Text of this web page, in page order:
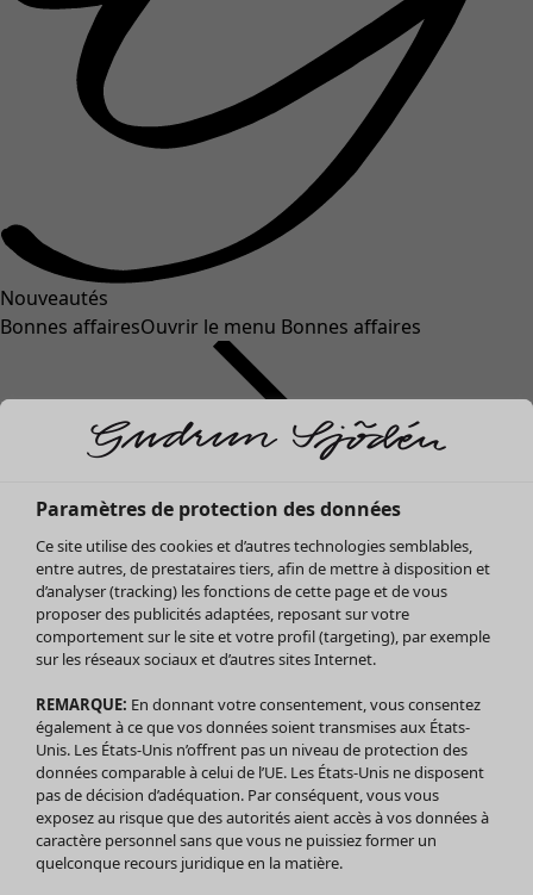
Nouveautés
Bonnes affairesOuvrir le menu Bonnes affaires
Soldes Vêtements
Tous les vêtements
Robes
Tuniques
Blouses
Tops
Gilets
Pantalon
Jupes
Paramètres de protection des données
Ce site utilise des cookies et d’autres technologies semblables,
entre autres, de prestataires tiers, afin de mettre à disposition et
d’analyser (tracking) les fonctions de cette page et de vous
proposer des publicités adaptées, reposant sur votre
comportement sur le site et votre profil (targeting), par exemple
sur les réseaux sociaux et d’autres sites Internet.
REMARQUE: En donnant votre consentement, vous consentez
également à ce que vos données soient transmises aux États-
Unis. Les États-Unis n’offrent pas un niveau de protection des
données comparable à celui de l’UE. Les États-Unis ne disposent
pas de décision d’adéquation. Par conséquent, vous vous
exposez au risque que des autorités aient accès à vos données à
caractère personnel sans que vous ne puissiez former un
quelconque recours juridique en la matière.